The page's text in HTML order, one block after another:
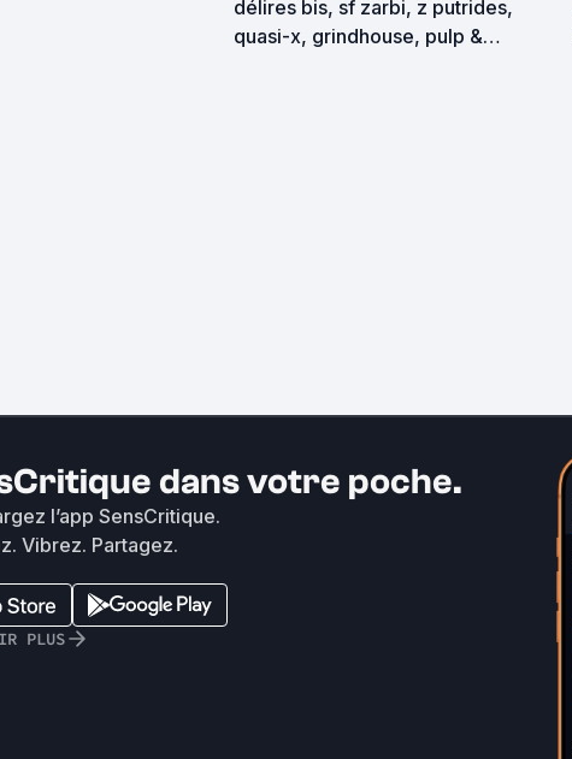
délires bis, sf zarbi, z putrides,
quasi-x, grindhouse, pulp &
dans votre poche.
l’app SensCritique.
Vibrez. Partagez.
PLUS